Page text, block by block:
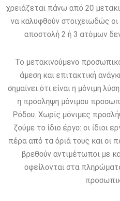
χρειάζεται πάνω από 20
να καλυφθούν στοιχειωδώς οι
αποστολή 2 ή 3 ατόμων
Το μετακινούμενο
άμεση και επιτακτική
σημαίνει ότι είναι η μόνιμη
η πρόσληψη μόνιμου
Ρόδου. Χωρίς μόνιμες
ζούμε το ίδιο έργο: οι ίδιοι
πέρα από τα όριά τους και οι
βρεθούν αντιμέτωποι με
οφείλονται στα